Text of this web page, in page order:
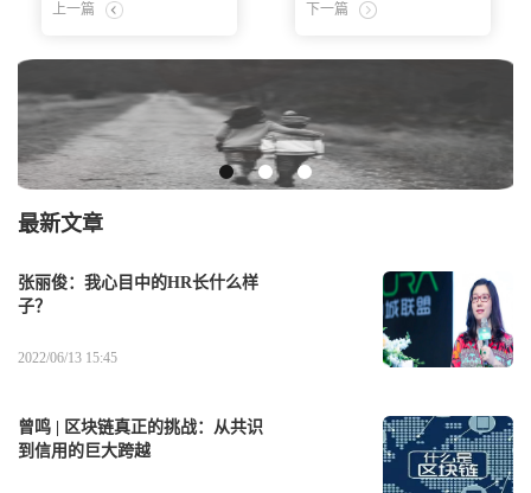
上一篇 下一篇
最新文章
张丽俊：我心目中的HR长什么样
子？
2022/06/13 15:45
曾鸣 | 区块链真正的挑战：从共识
到信用的巨大跨越